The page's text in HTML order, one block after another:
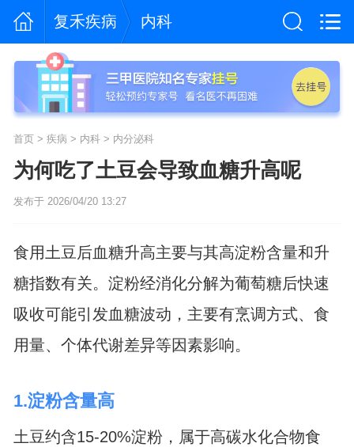
复禾疾病 内科
首页> 疾病 > 内科> 内分泌科
为何吃了土豆会导致血糖升高呢
发布于 2026/04/20 13:27
食用土豆后血糖升高主要与其高淀粉含量和升
糖指数有关。淀粉经消化分解为葡萄糖后快速
吸收可能引发血糖波动，主要有烹调方式、食
用量、个体代谢差异等因素影响。
1.淀粉含量高
土豆约含15-20%淀粉，属于高碳水化合物食